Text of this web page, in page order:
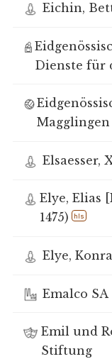
Eichin,
Dienste für
Magglingen
Elsaesser,
Elye, Elias
1475)
hls
Elye,
Emalco SA
Emil und
Stiftung